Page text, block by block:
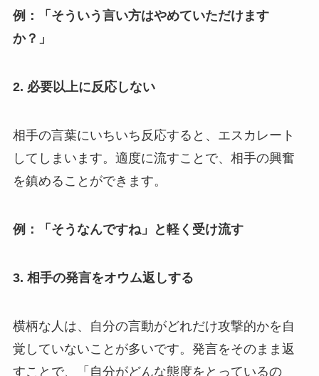
例：「そういう言い方はやめていただけます
か？」
2. 必要以上に反応しない
相手の言葉にいちいち反応すると、エスカレート
してしまいます。適度に流すことで、相手の興奮
を鎮めることができます。
例：「そうなんですね」と軽く受け流す
3. 相手の発言をオウム返しする
横柄な人は、自分の言動がどれだけ攻撃的かを自
覚していないことが多いです。発言をそのまま返
すことで、「自分がどんな態度をとっているの